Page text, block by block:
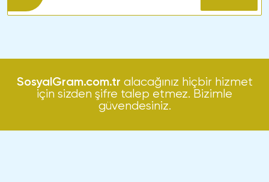
SosyalGram.com.tr alacağınız hiçbir hizmet
için sizden şifre talep etmez. Bizimle
güvendesiniz.